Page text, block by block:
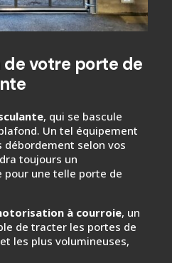
votre porte de
, qui se bascule
Un tel équipement
débordement selon vos
toujours un
une telle porte de
à courroie, un
de tracter les portes de
les plus volumineuses,